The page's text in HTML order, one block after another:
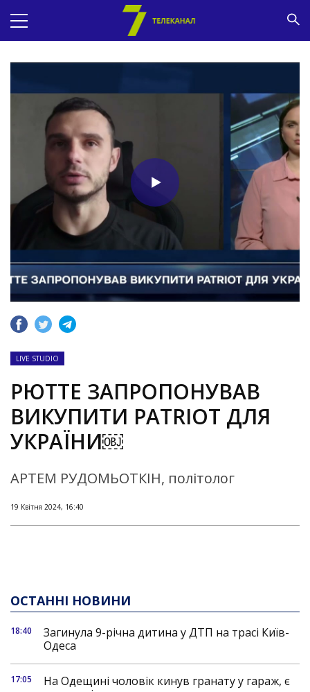
LIVE STUDIO
РЮТТЕ ЗАПРОПОНУВАВ
ВИКУПИТИ PATRIOT ДЛЯ
УКРАЇНИ￼
АРТЕМ РУДОМЬОТКІН, політолог
19 Квітня 2024, 16:40
ОСТАННІ НОВИНИ
18:40
Загинула 9-річна дитина у ДТП на трасі Київ-
Одеса
17:05
На Одещині чоловік кинув гранату у гараж, є